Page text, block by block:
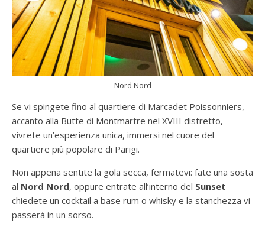
Nord Nord
Se vi spingete fino al quartiere di Marcadet Poissonniers,
accanto alla Butte di Montmartre nel XVIII distretto,
vivrete un’esperienza unica, immersi nel cuore del
quartiere più popolare di Parigi.
Non appena sentite la gola secca, fermatevi: fate una sosta
al Nord Nord, oppure entrate all’interno del Sunset
chiedete un cocktail a base rum o whisky e la stanchezza vi
passerà in un sorso.